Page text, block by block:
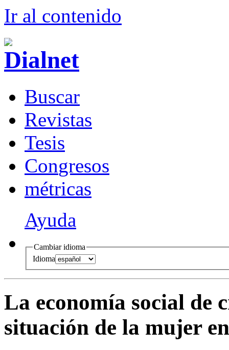
Ir al contenido
Buscar
Revistas
Tesis
Congresos
métricas
Ayuda
Cambiar idioma
Idioma
La economía social de
situación de la mujer